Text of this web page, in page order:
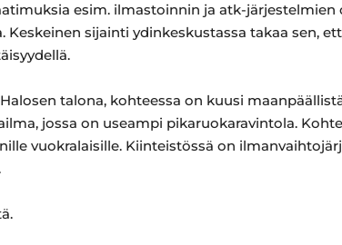
esim. ilmastoinnin ja atk-
sijainti ydinkeskustassa takaa sen,
talona, kohteessa on kuusi
jossa on useampi pikaruokaravintola.
vuokralaisille. Kiinteistössä on